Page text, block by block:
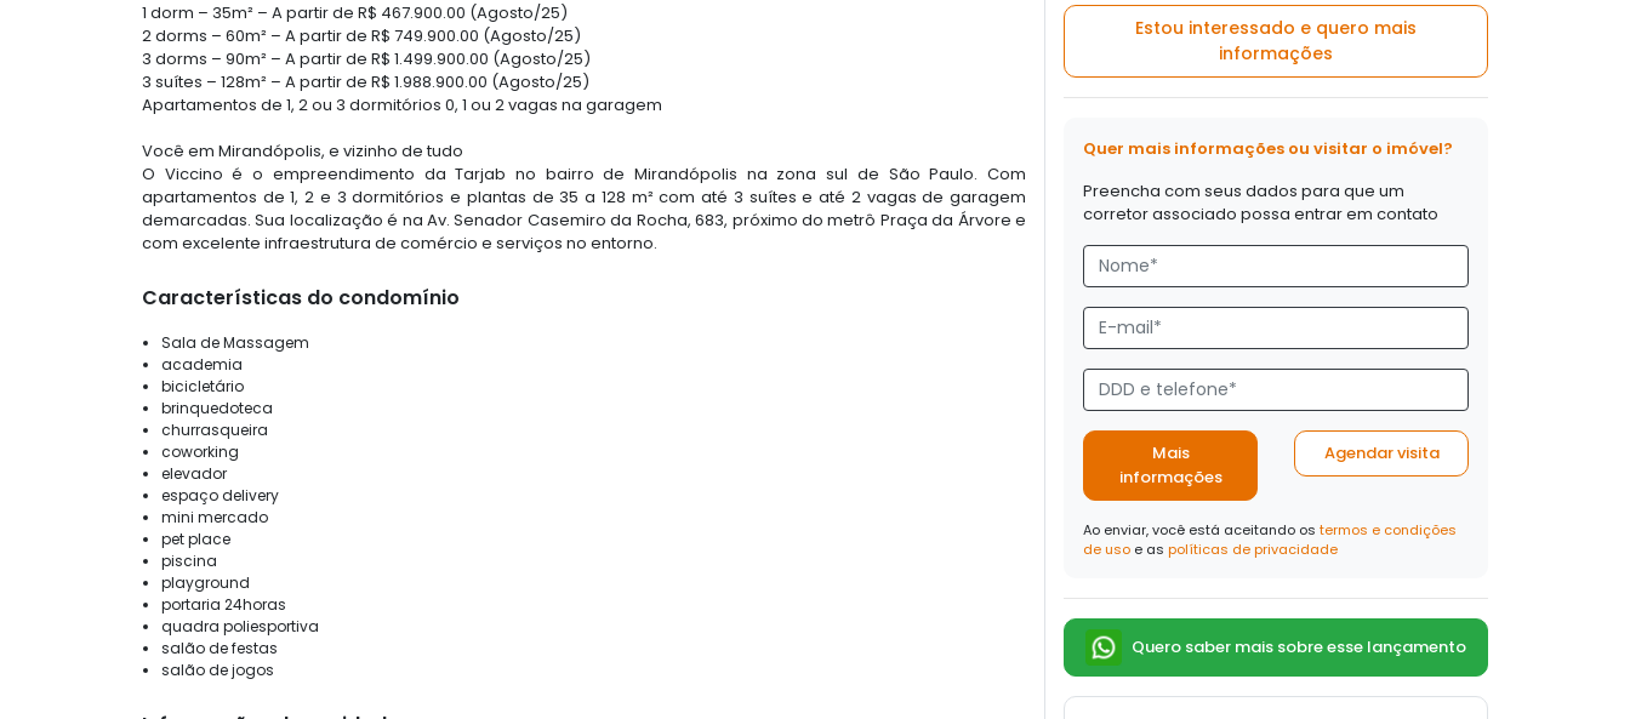
1 dorm – 35m² – A partir de R$ 467.900.00 (Agosto/25)
2 dorms – 60m² – A partir de R$ 749.900.00 (Agosto/25)
3 dorms – 90m² – A partir de R$ 1.499.900.00 (Agosto/25)
3 suítes – 128m² – A partir de R$ 1.988.900.00 (Agosto/25)
Apartamentos de 1, 2 ou 3 dormitórios 0, 1 ou 2 vagas na garagem
Você em Mirandópolis, e vizinho de tudo
O Viccino é o empreendimento da Tarjab no bairro de Mirandópolis na zona sul de São Paulo. Com
apartamentos de 1, 2 e 3 dormitórios e plantas de 35 a 128 m² com até 3 suítes e até 2 vagas de garagem
demarcadas. Sua localização é na Av. Senador Casemiro da Rocha, 683, próximo do metrô Praça da Árvore e
com excelente infraestrutura de comércio e serviços no entorno.
Características do condomínio
Sala de Massagem
academia
bicicletário
brinquedoteca
churrasqueira
coworking
elevador
espaço delivery
mini mercado
pet place
piscina
playground
portaria 24horas
quadra poliesportiva
salão de festas
salão de jogos
Estou interessado e quero mais
informações
Quer mais informações ou visitar o imóvel?
Preencha com seus dados para que um
corretor associado possa entrar em contato
Mais
informações
Agendar visita
Ao enviar, você está aceitando os termos e condições
de uso e as políticas de privacidade
Quero saber mais sobre esse lançamento